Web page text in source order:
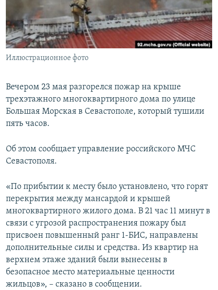
ПОБЕДИТЕЛЕЙ НЕ СУДЯТ?
КРЫМ.НЕПОКОРЕННЫЙ
ELIFBE
УКРАИНСКАЯ ПРОБЛЕМА КРЫМА
ПРИСОЕДИНЯЙТЕСЬ!
Иллюстрационное фото
Вечером 23 мая разгорелся пожар на крыше
трехэтажного многоквартирного дома по улице
Большая Морская в Севастополе, который тушили
пять часов.
Об этом сообщает управление российского МЧС
Севастополя.
«По прибытии к месту было установлено, что горят
перекрытия между мансардой и крышей
многоквартирного жилого дома. В 21 час 11 минут в
связи с угрозой распространения пожару был
присвоен повышенный ранг 1-БИС, направлены
дополнительные силы и средства. Из квартир на
верхнем этаже зданий были вынесены в
безопасное место материальные ценности
жильцов», – сказано в сообщении.